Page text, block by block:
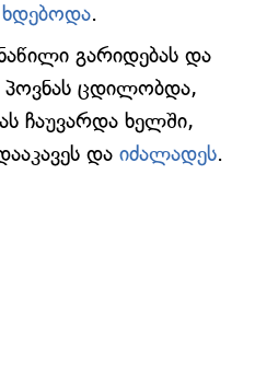
ხდებოდა.
გარიდებას და
ცდილობდა,
ჩაუვარდა ხელში,
და იძალადეს.